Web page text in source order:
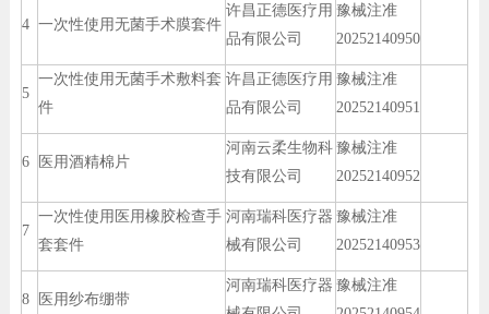
4 一次性使用无菌手术膜套件
许昌正德医疗用
品有限公司
豫械注准
20252140950
5
一次性使用无菌手术敷料套
件
许昌正德医疗用
品有限公司
豫械注准
20252140951
6 医用酒精棉片
河南云柔生物科
技有限公司
豫械注准
20252140952
7
一次性使用医用橡胶检查手
套套件
河南瑞科医疗器
械有限公司
豫械注准
20252140953
8 医用纱布绷带
河南瑞科医疗器 豫械注准